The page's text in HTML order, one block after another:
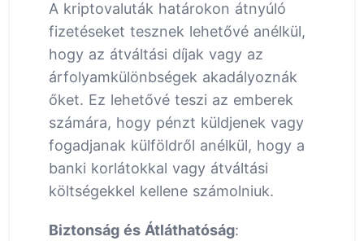
A kriptovaluták határokon átnyúló
fizetéseket tesznek lehetővé anélkül,
hogy az átváltási díjak vagy az
árfolyamkülönbségek akadályoznák
őket. Ez lehetővé teszi az emberek
számára, hogy pénzt küldjenek vagy
fogadjanak külföldről anélkül, hogy a
banki korlátokkal vagy átváltási
költségekkel kellene számolniuk.
Biztonság és Átláthatóság: